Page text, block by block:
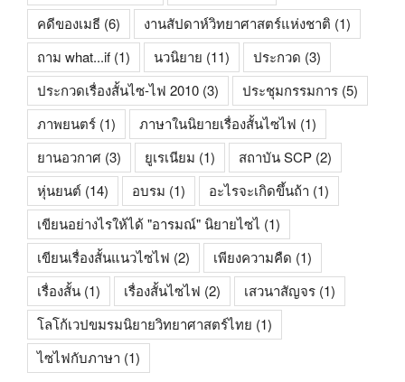
คดีของเมธี (6) งานสัปดาห์วิทยาศาสตร์แห่งชาติ (1)
ถาม what...if (1) นวนิยาย (11) ประกวด (3)
ประกวดเรื่องสั้นไซ-ไฟ 2010 (3) ประชุมกรรมการ (5)
ภาพยนตร์ (1) ภาษาในนิยายเรื่องสั้นไซไฟ (1)
ยานอวกาศ (3) ยูเรเนียม (1) สถาบัน SCP (2)
หุ่นยนต์ (14) อบรม (1) อะไรจะเกิดขึ้นถ้า (1)
เขียนอย่างไรให้ได้ "อารมณ์" นิยายไซไ (1)
เขียนเรื่องสั้นแนวไซไฟ (2) เพียงความคืด (1)
เรื่องสั้น (1) เรื่องสั้นไซไฟ (2) เสวนาสัญจร (1)
โลโก้เวปขมรมนิยายวิทยาศาสตร์ไทย (1)
ไซไฟกับภาษา (1)